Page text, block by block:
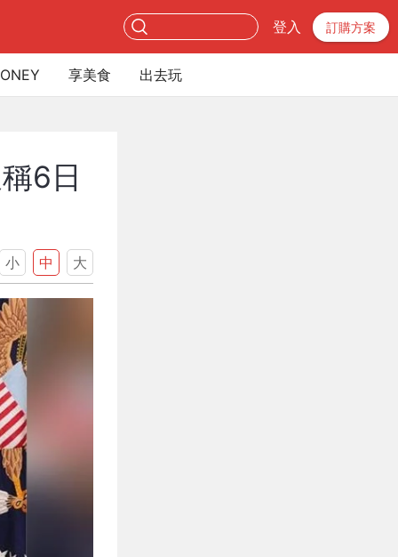
登入 訂購方案
享美食 出去玩
6日
小 中 大